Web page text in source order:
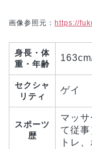
画像参照元： https://
身長・体
重・年齢
セクシャ
リティ
ゲイ
スポーツ
歴
マッ
て従
トレ